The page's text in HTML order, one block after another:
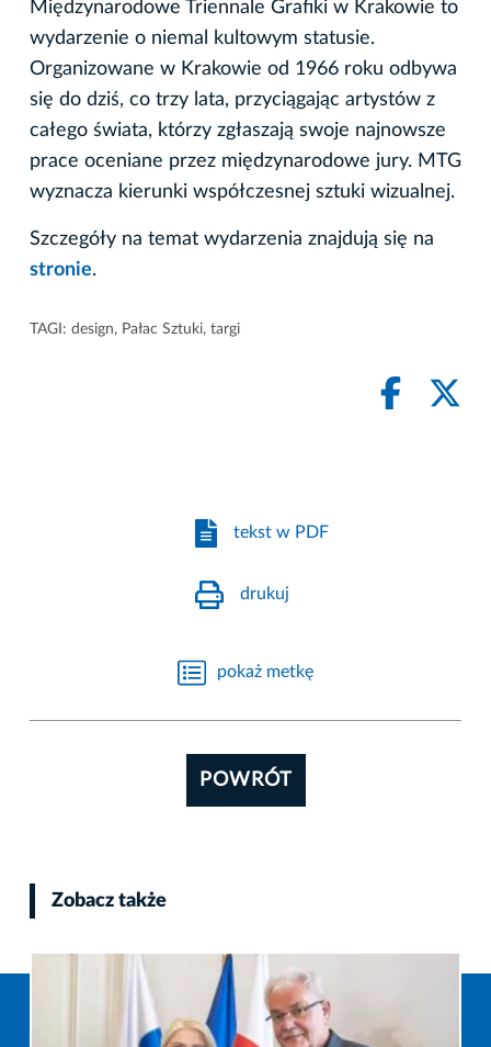
Międzynarodowe Triennale Grafiki w Krakowie to
wydarzenie o niemal kultowym statusie.
Organizowane w Krakowie od 1966 roku odbywa
się do dziś, co trzy lata, przyciągając artystów z
całego świata, którzy zgłaszają swoje najnowsze
prace oceniane przez międzynarodowe jury. MTG
wyznacza kierunki współczesnej sztuki wizualnej.
Szczegóły na temat wydarzenia znajdują się na
stronie.
TAGI: design, Pałac Sztuki, targi
tekst w PDF
drukuj
pokaż metkę
POWRÓT
Zobacz także